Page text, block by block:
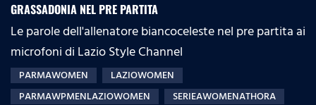
GRASSADONIA NEL PRE PARTITA
Le parole dell'allenatore biancoceleste nel pre partita ai
microfoni di Lazio Style Channel
PARMAWOMEN
LAZIOWOMEN
PARMAWPMENLAZIOWOMEN
SERIEAWOMENATHORA